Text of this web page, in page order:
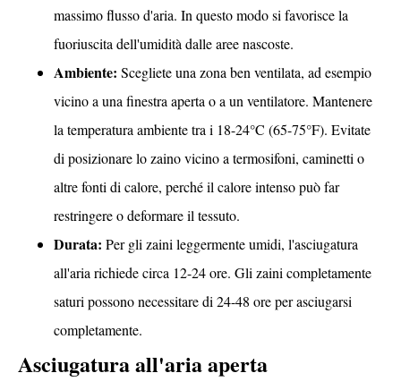
massimo flusso d'aria. In questo modo si favorisce la
fuoriuscita dell'umidità dalle aree nascoste.
Ambiente: Scegliete una zona ben ventilata, ad esempio
vicino a una finestra aperta o a un ventilatore. Mantenere
la temperatura ambiente tra i 18-24°C (65-75°F). Evitate
di posizionare lo zaino vicino a termosifoni, caminetti o
altre fonti di calore, perché il calore intenso può far
restringere o deformare il tessuto.
Durata: Per gli zaini leggermente umidi, l'asciugatura
all'aria richiede circa 12-24 ore. Gli zaini completamente
saturi possono necessitare di 24-48 ore per asciugarsi
completamente.
Asciugatura all'aria aperta